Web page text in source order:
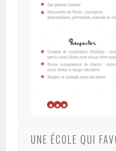
UNE ÉCOLE QUI